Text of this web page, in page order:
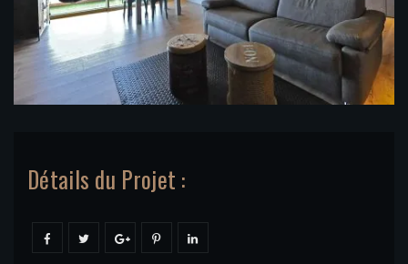
Détails du Projet :